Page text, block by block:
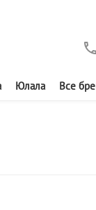
Юлала Все